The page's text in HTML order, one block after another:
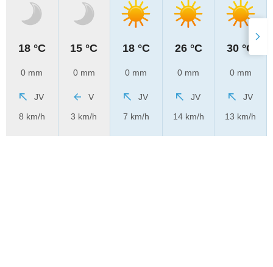
18 °C
0 mm
JV
8 km/h
15 °C
0 mm
V
3 km/h
18 °C
0 mm
JV
7 km/h
26 °C
0 mm
JV
14 km/h
30 °C
0 mm
JV
13 km/h